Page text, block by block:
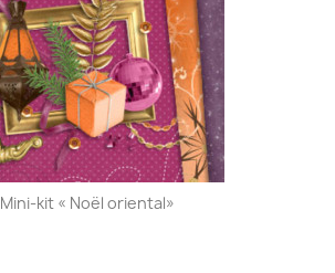
Mini-kit « Noël oriental»